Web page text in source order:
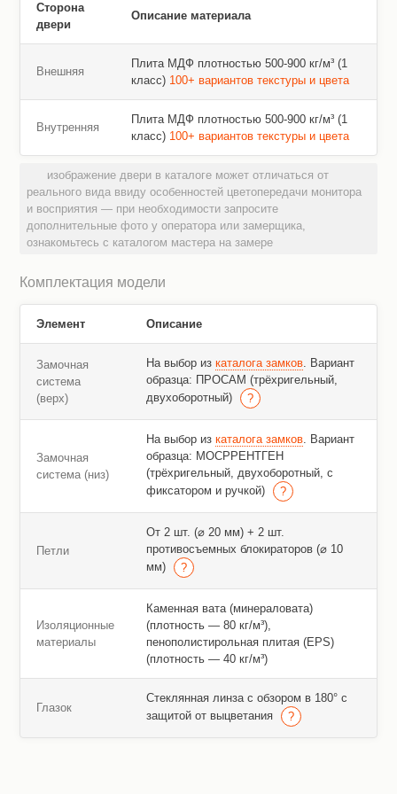
Сторона
двери
Описание материала
Внешняя
Плита МДФ плотностью 500-900 кг/м³ (1
класс) 100+ вариантов текстуры и цвета
Внутренняя
Плита МДФ плотностью 500-900 кг/м³ (1
класс) 100+ вариантов текстуры и цвета
изображение двери в каталоге может отличаться от
реального вида ввиду особенностей цветопередачи монитора
и восприятия — при необходимости запросите
дополнительные фото у оператора или замерщика,
ознакомьтесь с каталогом мастера на замере
Комплектация модели
Элемент Описание
Замочная
система
(верх)
На выбор из каталога замков. Вариант
образца: ПРОСАМ (трёхригельный,
двухоборотный)
Замочная
система (низ)
На выбор из каталога замков. Вариант
образца: МОСРРЕНТГЕН
(трёхригельный, двухоборотный, с
фиксатором и ручкой)
Петли
От 2 шт. (⌀ 20 мм) + 2 шт.
противосъемных блокираторов (⌀ 10
мм)
Изоляционные
материалы
Каменная вата (минераловата)
(плотность — 80 кг/м³),
пенополистирольная плитая (EPS)
(плотность — 40 кг/м³)
Глазок
Стеклянная линза с обзором в 180° с
защитой от выцветания